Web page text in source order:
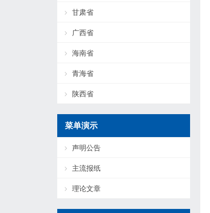
甘肃省
广西省
海南省
青海省
陕西省
菜单演示
声明公告
主流报纸
理论文章